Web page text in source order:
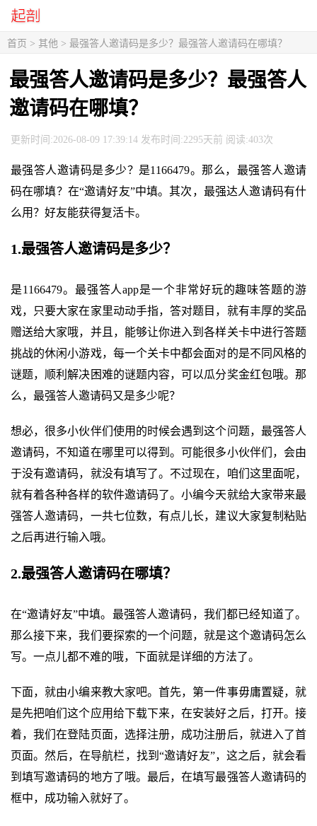
首页 > 其他 > 最强答人邀请码是多少？最强答人邀请码在哪填？
最强答人邀请码是多少？最强答人
邀请码在哪填？
更新时间:2026-08-09 17:39:14 发布时间:2295天前 阅读:403次
最强答人邀请码是多少？是1166479。那么，最强答人邀请
码在哪填？在“邀请好友”中填。其次，最强达人邀请码有什
么用？好友能获得复活卡。
1.最强答人邀请码是多少？
是1166479。最强答人app是一个非常好玩的趣味答题的游
戏，只要大家在家里动动手指，答对题目，就有丰厚的奖品
赠送给大家哦，并且，能够让你进入到各样关卡中进行答题
挑战的休闲小游戏，每一个关卡中都会面对的是不同风格的
谜题，顺利解决困难的谜题内容，可以瓜分奖金红包哦。那
么，最强答人邀请码又是多少呢？
想必，很多小伙伴们使用的时候会遇到这个问题，最强答人
邀请码，不知道在哪里可以得到。可能很多小伙伴们，会由
于没有邀请码，就没有填写了。不过现在，咱们这里面呢，
就有着各种各样的软件邀请码了。小编今天就给大家带来最
强答人邀请码，一共七位数，有点儿长，建议大家复制粘贴
之后再进行输入哦。
2.最强答人邀请码在哪填？
在“邀请好友”中填。最强答人邀请码，我们都已经知道了。
那么接下来，我们要探索的一个问题，就是这个邀请码怎么
写。一点儿都不难的哦，下面就是详细的方法了。
下面，就由小编来教大家吧。首先，第一件事毋庸置疑，就
是先把咱们这个应用给下载下来，在安装好之后，打开。接
着，我们在登陆页面，选择注册，成功注册后，就进入了首
页面。然后，在导航栏，找到“邀请好友”，这之后，就会看
到填写邀请码的地方了哦。最后，在填写最强答人邀请码的
框中，成功输入就好了。